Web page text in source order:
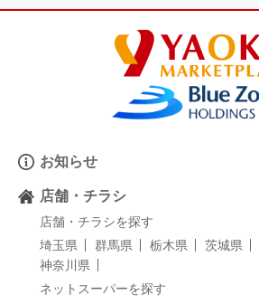
お知らせ
店舗・チラシ
店舗・チラシを探す
埼玉県
群馬県 栃木県 茨城県
神奈川県
ネットスーパーを探す